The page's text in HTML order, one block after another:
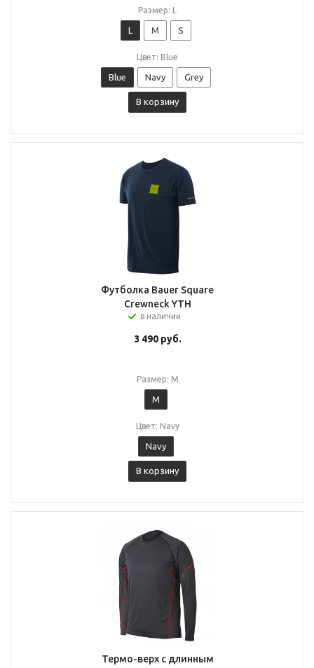
Размер: L
L M S
Цвет: Blue
Blue Navy Grey
В корзину
Футболка Bauer Square
Crewneck YTH
в наличии
3 490руб.
Размер: M
M
Цвет: Navy
Navy
В корзину
Термо-верх с длинным